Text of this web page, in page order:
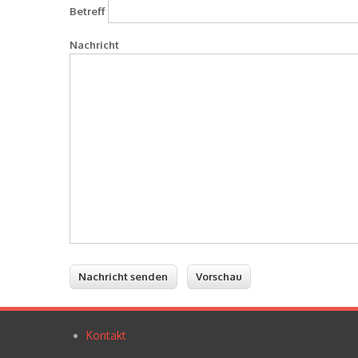
Betreff
Nachricht
Footer
Kontakt